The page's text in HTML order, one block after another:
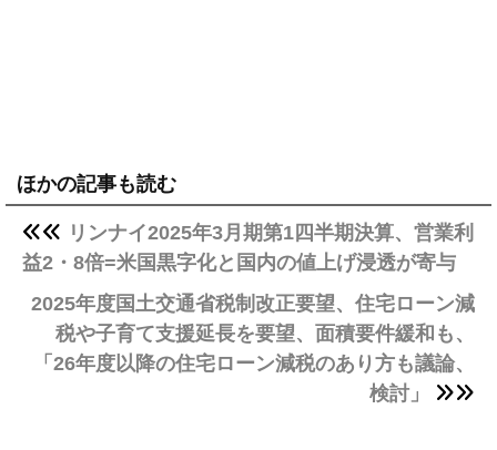
ほかの記事も読む
リンナイ2025年3月期第1四半期決算、営業利
益2・8倍=米国黒字化と国内の値上げ浸透が寄与
2025年度国土交通省税制改正要望、住宅ローン減
税や子育て支援延長を要望、面積要件緩和も、
「26年度以降の住宅ローン減税のあり方も議論、
検討」